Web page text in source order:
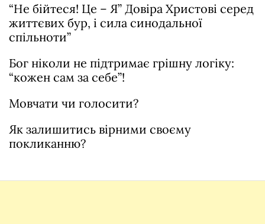
“Не бійтеся! Це – Я” Довіра Христові серед
життєвих бур, і сила синодальної
спільноти”
Бог ніколи не підтримає грішну логіку:
“кожен сам за себе”!
Мовчати чи голосити?
Як залишитись вірними своєму
покликанню?